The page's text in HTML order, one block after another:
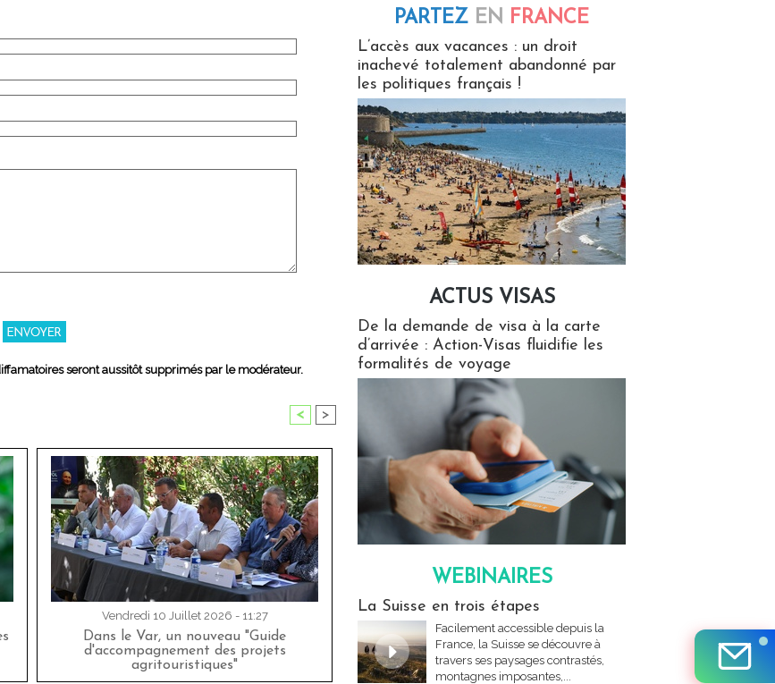
seront aussitôt supprimés par le modérateur.
< >
Vendredi 10 Juillet 2026 - 11:27
Dans le Var, un nouveau "Guide
d'accompagnement des projets
agritouristiques"
PARTEZ EN FRANCE
L’accès aux vacances : un droit
inachevé totalement abandonné par
les politiques français !
ACTUS VISAS
De la demande de visa à la carte
d’arrivée : Action-Visas fluidifie les
formalités de voyage
WEBINAIRES
La Suisse en trois étapes
Facilement accessible depuis la
France, la Suisse se découvre à
travers ses paysages contrastés,
montagnes imposantes,...